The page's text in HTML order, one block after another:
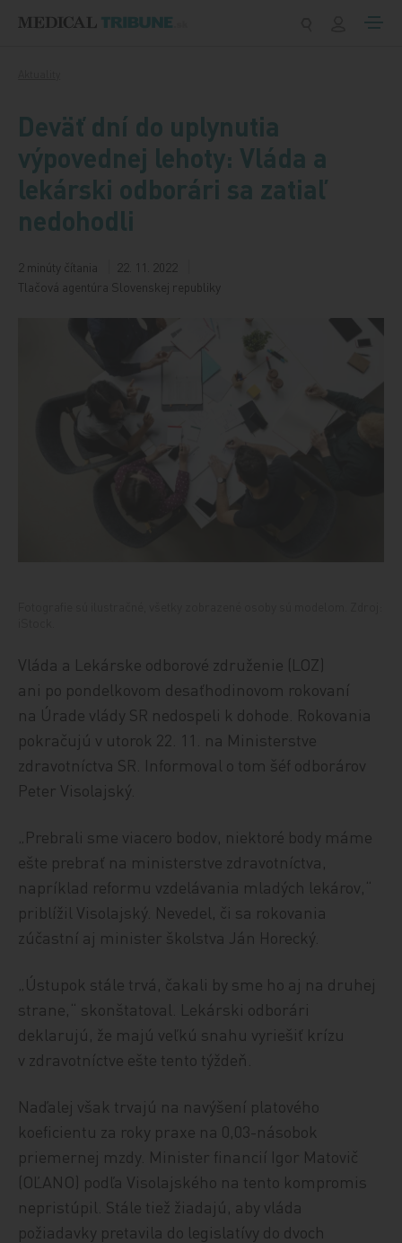
Deväť dní do uplynutia
výpovednej lehoty: Vláda a
lekárski odborári sa zatiaľ
nedohodli
2 minúty čítania
22. 11. 2022
Tlačová agentúra Slovenskej republiky
Vláda a Lekárske odborové združenie (LOZ)
ani po pondelkovom desaťhodinovom rokovaní
na Úrade vlády SR nedospeli k dohode. Rokovania
pokračujú v utorok 22. 11. na Ministerstve
zdravotníctva SR. Informoval o tom šéf odborárov
Peter Visolajský.
„Prebrali sme viacero bodov, niektoré body máme
ešte prebrať na ministerstve zdravotníctva,
napríklad reformu vzdelávania mladých lekárov,“
priblížil Visolajský. Nevedel, či sa rokovania
zúčastní aj minister školstva Ján Horecký.
„Ústupok stále trvá, čakali by sme ho aj na druhej
strane,“ skonštatoval. Lekárski odborári
deklarujú, že majú veľkú snahu vyriešiť krízu
v zdravotníctve ešte tento týždeň.
Naďalej však trvajú na navýšení platového
koeficientu za roky praxe na 0,03-násobok
priemernej mzdy. Minister financií Igor Matovič
(OĽANO) podľa Visolajského na tento kompromis
nepristúpil. Stále tiež žiadajú, aby vláda
požiadavky pretavila do legislatívy do dvoch